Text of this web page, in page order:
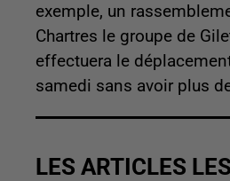
exemple, un
Chartres le groupe de
effectuera le
samedi sans avoir plus
LES ARTICLES